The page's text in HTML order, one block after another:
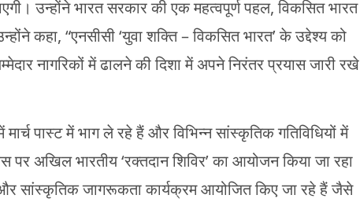
उन्होंने भारत सरकार की एक महत्वपूर्ण पहल, विकसित भारत
कहा, “एनसीसी ‘युवा शक्ति – विकसित भारत’ के उद्देश्य को
नागरिकों में ढालने की दिशा में अपने निरंतर प्रयास जारी रखे
पास्ट में भाग ले रहे हैं और विभिन्न सांस्कृतिक गतिविधियों में
पर अखिल भारतीय ‘रक्तदान शिविर’ का आयोजन किया जा रहा
और सांस्कृतिक जागरूकता कार्यक्रम आयोजित किए जा रहे हैं जैसे